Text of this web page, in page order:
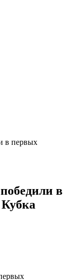
в первых
в